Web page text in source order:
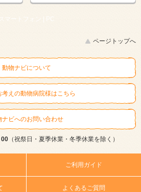
スマートフォン | PC
ページトップへ
動物ナビについて
考えの動物病院様はこちら
ナビへのお問い合わせ
（祝祭日・夏季休業・冬季休業を除く）
ご利用ガイド
よくあるご質問